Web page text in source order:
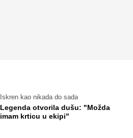
Iskren kao nikada do sada
Legenda otvorila dušu: "Možda
imam krticu u ekipi"